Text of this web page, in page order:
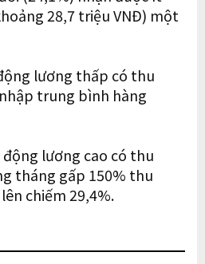
28,7 triệu VNĐ) một
lương thấp có thu
trung bình hàng
lương cao có thu
tháng gấp 150% thu
chiếm 29,4%.